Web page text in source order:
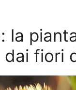
la
dai fiori